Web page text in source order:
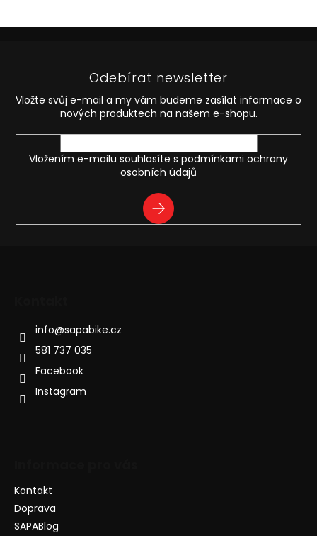
Odebírat newsletter
Vložte svůj e-mail a my vám budeme zasílat informace o
nových produktech na našem e-shopu.
Vložením e-mailu souhlasíte s podmínkami ochrany
osobních údajů
PŘIHLÁSIT
SE
info@sapabike.cz
581 737 035
Facebook
Instagram
Kontakt
Doprava
SAPABlog